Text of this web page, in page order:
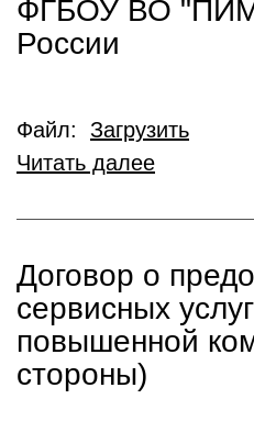
ФГБОУ ВО
России
Файл: Загрузить
Читать далее
Договор о
сервисных
повышенной
стороны)